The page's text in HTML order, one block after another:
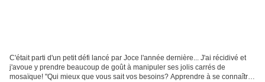
C'était parti d'un petit défi lancé par Joce l'année dernière... J'ai récidivé et
j'avoue y prendre beaucoup de goût à manipuler ses jolis carrés de
mosaïque! "Qui mieux que vous sait vos besoins? Apprendre à se connaître